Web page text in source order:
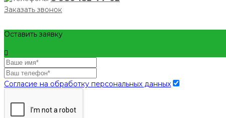
Заказать звонок
Оставить заявку
Согласие на обработку персональных данных